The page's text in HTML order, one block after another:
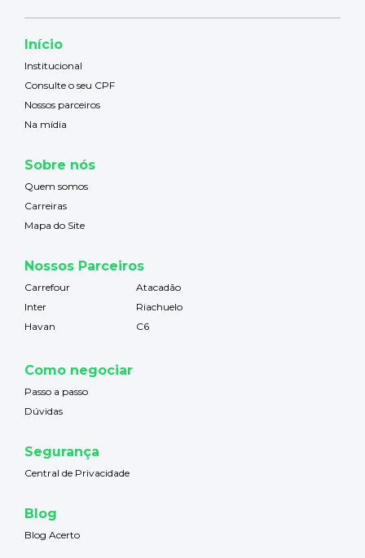
Início
Institucional
Consulte o seu CPF
Nossos parceiros
Na mídia
Sobre nós
Quem somos
Carreiras
Mapa do Site
Nossos Parceiros
Carrefour
Atacadão
Inter
Riachuelo
Havan
C6
Como negociar
Passo a passo
Dúvidas
Segurança
Central de Privacidade
Blog
Blog Acerto